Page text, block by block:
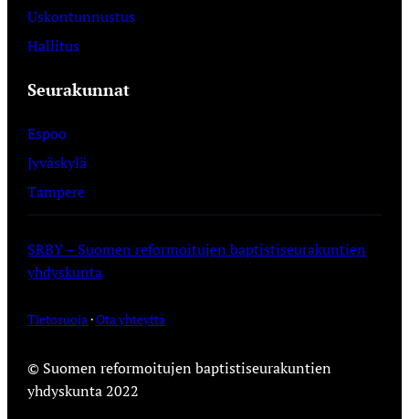
Uskontunnustus
Hallitus
Seurakunnat
Espoo
Jyväskylä
Tampere
SRBY – Suomen reformoitujen baptistiseurakuntien
yhdyskunta
Tietosuoja·Ota yhteyttä
© Suomen reformoitujen baptistiseurakuntien
yhdyskunta 2022